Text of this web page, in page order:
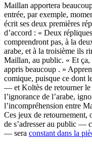
Maillan apportera
entrée, par exemple,
écrit ses deux premières
d’accord : « Deux
comprendront pas, à la
arabe, et à la troisième ils
Maillan, au public. « Et ça,
appris beaucoup . »
comique, puisque ce dont
— et Koltès de retourner le
l’ignorance de l’arabe,
l’incompréhension entre
Ces jeux de retournement,
de s’adresser au public —
— sera constant dans la